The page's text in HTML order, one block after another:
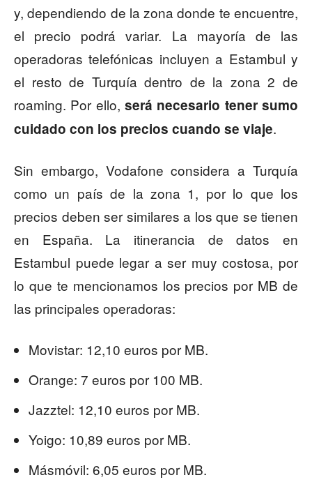
y, dependiendo de la zona donde te encuentre,
el precio podrá variar. La mayoría de las
operadoras telefónicas incluyen a Estambul y
el resto de Turquía dentro de la zona 2 de
roaming. Por ello, será necesario tener sumo
cuidado con los precios cuando se viaje.
Sin embargo, Vodafone considera a Turquía
como un país de la zona 1, por lo que los
precios deben ser similares a los que se tienen
en España. La itinerancia de datos en
Estambul puede legar a ser muy costosa, por
lo que te mencionamos los precios por MB de
las principales operadoras:
Movistar: 12,10 euros por MB.
Orange: 7 euros por 100 MB.
Jazztel: 12,10 euros por MB.
Yoigo: 10,89 euros por MB.
Másmóvil: 6,05 euros por MB.